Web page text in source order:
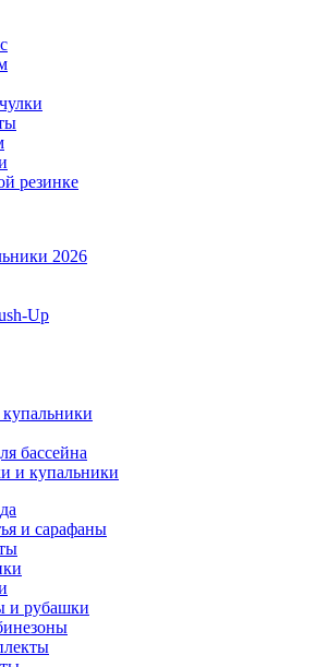
резинке
2026
Up
бассейна
и купальники
и сарафаны
и рубашки